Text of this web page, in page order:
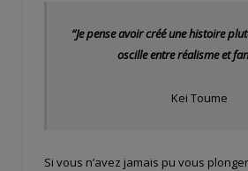
“Je pense avoir créé une histoire
oscille entre réalisme et
Kei Toume
Si vous n’avez jamais pu vous